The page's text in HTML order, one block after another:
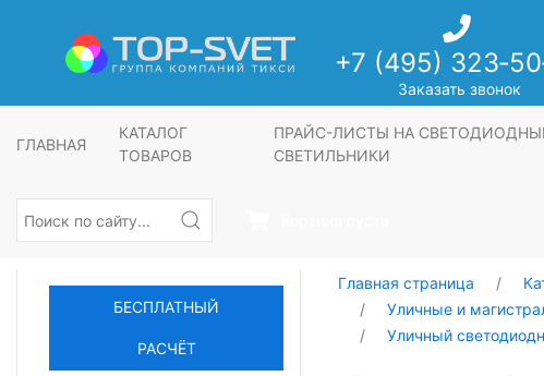
+7 (495)
Заказать звонок
ГЛАВНАЯ
КАТАЛОГ
ТОВАРОВ
ПРАЙС-ЛИСТЫ НА
СВЕТИЛЬНИКИ
БЕСПЛАТНЫЙ
РАСЧЁТ
Главная страница
Уличные и
Уличный